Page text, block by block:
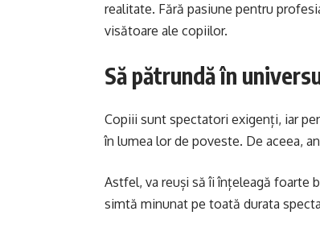
realitate. Fără pasiune pentru
visătoare ale copiilor.
Să pătrundă în
Copiii sunt spectatori exigenți, iar
în lumea lor de poveste. De aceea,
Astfel, va reuși să îi înțeleagă foarte
simtă minunat pe toată durata